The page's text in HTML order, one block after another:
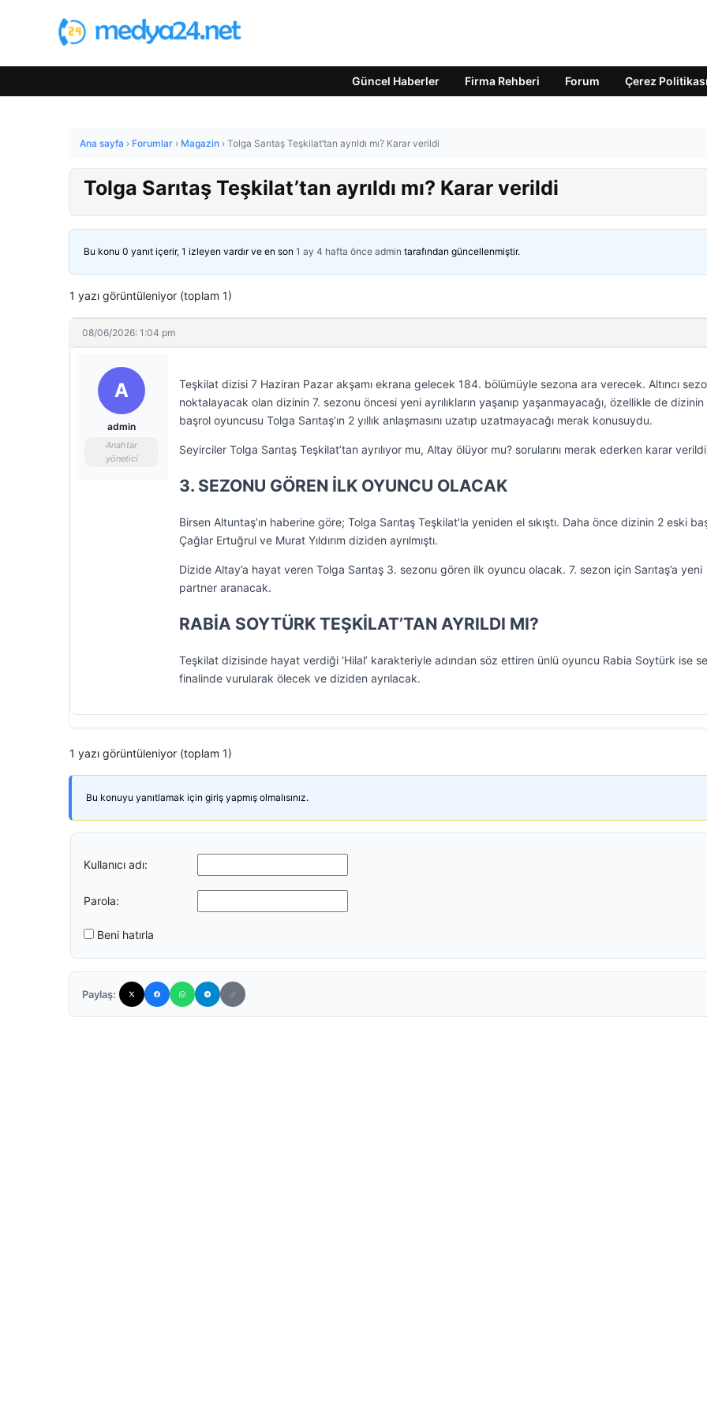
Güncel Haberler Firma Rehberi Forum Çerez Politikası
Ana sayfa › Forumlar › Magazin › Tolga Sarıtaş Teşkilat’tan ayrıldı mı? Karar verildi
Tolga Sarıtaş Teşkilat’tan ayrıldı mı? Karar verildi
Bu konu 0 yanıt içerir, 1 izleyen vardır ve en son 1 ay 4 hafta önce admin tarafından güncellenmiştir.
1 yazı görüntüleniyor (toplam 1)
08/06/2026: 1:04 pm
A
admin
Anahtar
yönetici
Teşkilat dizisi 7 Haziran Pazar akşamı ekrana gelecek 184. bölümüyle sezona ara verecek. Altıncı
noktalayacak olan dizinin 7. sezonu öncesi yeni ayrılıkların yaşanıp yaşanmayacağı, özellikle de dizinin
başrol oyuncusu Tolga Sarıtaş’ın 2 yıllık anlaşmasını uzatıp uzatmayacağı merak konusuydu.
Seyirciler Tolga Sarıtaş Teşkilat’tan ayrılıyor mu, Altay ölüyor mu? sorularını merak ederken karar
3. SEZONU GÖREN İLK OYUNCU OLACAK
Birsen Altuntaş’ın haberine göre; Tolga Sarıtaş Teşkilat’la yeniden el sıkıştı. Daha önce dizinin 2 eski
Çağlar Ertuğrul ve Murat Yıldırım diziden ayrılmıştı.
Dizide Altay’a hayat veren Tolga Sarıtaş 3. sezonu gören ilk oyuncu olacak. 7. sezon için Sarıtaş’a yeni
partner aranacak.
RABİA SOYTÜRK TEŞKİLAT’TAN AYRILDI MI?
Teşkilat dizisinde hayat verdiği ‘Hilal’ karakteriyle adından söz ettiren ünlü oyuncu Rabia Soytürk ise
finalinde vurularak ölecek ve diziden ayrılacak.
1 yazı görüntüleniyor (toplam 1)
Bu konuyu yanıtlamak için giriş yapmış olmalısınız.
Kullanıcı adı:
Parola:
Beni hatırla
Paylaş: